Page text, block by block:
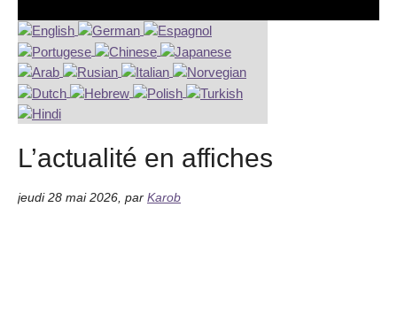
L’actualité en affiches
jeudi 28 mai 2026 par Karob